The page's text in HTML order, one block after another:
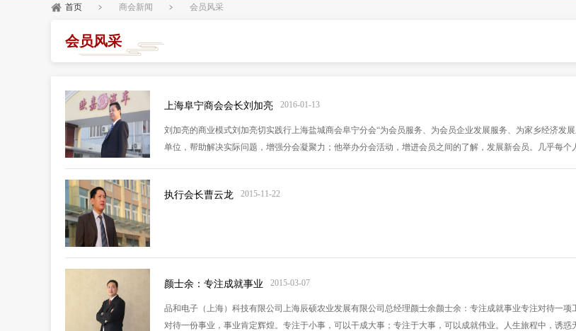
首页 ﹥ 商会新闻 ﹥ 会员风采
会员风采
上海阜宁商会会长刘加亮 2016-01-13
刘加亮的商业模式刘加亮切实践行上海盐城商会阜宁分会“为会员服务、为会员企业发展服务、为家乡经济发
单位，帮助解决实际问题，增强分会凝聚力；他举办分会活动，增进会员之间的了解，发展新会员。几乎每个
执行会长曹云龙 2015-11-22
颜士余：专注成就事业 2015-03-07
品和电子（上海）科技有限公司上海辰硕农业发展有限公司总经理颜士余颜士余：专注成就事业专注对待一项
对待一份事业，事业肯定辉煌。专注于小事，可以干成大事；专注于大事，可以成就伟业。人生旅程中，诱惑